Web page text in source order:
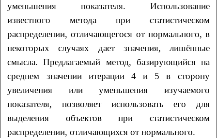
уменьшения показателя. Использование
известного метода при статистическом
распределении, отличающегося от нормального, в
некоторых случаях дает значения, лишённые
смысла. Предлагаемый метод, базирующийся на
среднем значении итерации 4 и 5 в сторону
увеличения или уменьшения изучаемого
показателя, позволяет использовать его для
выделения объектов при статистическом
распределении, отличающихся от нормального.